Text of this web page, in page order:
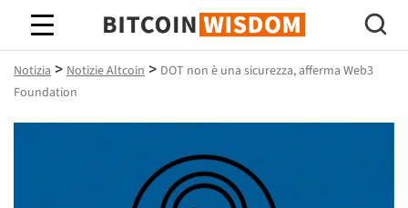
Saggezza Bitcoin
Notizia > Notizie Altcoin > DOT non è una sicurezza, afferma Web3
Foundation